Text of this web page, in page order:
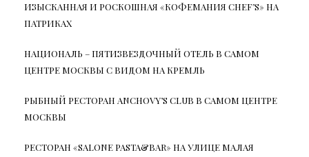
ИЗЫСКАННАЯ И РОСКОШНАЯ «КОФЕМАНИЯ CHEF’S» НА
ПАТРИКАХ
НАЦИОНАЛЬ – ПЯТИЗВЕЗДОЧНЫЙ ОТЕЛЬ В САМОМ
ЦЕНТРЕ МОСКВЫ С ВИДОМ НА КРЕМЛЬ
РЫБНЫЙ РЕСТОРАН ANCHOVY’S CLUB В САМОМ ЦЕНТРЕ
МОСКВЫ
РЕСТОРАН «SALONE PASTA&BAR» НА УЛИЦЕ МАЛАЯ